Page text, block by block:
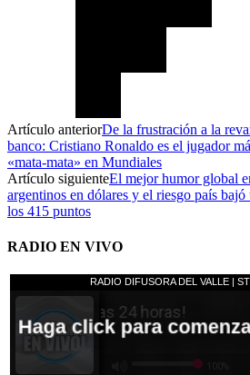
Artículo anteriorDe la frustración a la
banco: Cristiano Ronaldo es el jugador
«mata-mata» en Mundiales
Artículo siguienteEl mejor humor global
argentinos en dólares y el riesgo país bajó
los 415 puntos
RADIO EN VIVO